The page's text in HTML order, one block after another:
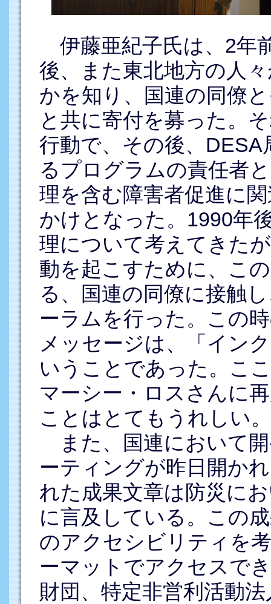
伊藤亜紀子氏は、2年
後、また東北地方の人
かを知り、国連の同僚
と共に寄付を募った。
行動で、その後、
るプログラムの責任者
理を含む障害者促進に
かけとなった。1990年
理について考えてきた
動を起こすために、こ
る、国連の同僚に接触
ーラムを行った。この
メッセージは、「イン
いうことであった。こ
マーシー・ロスさんに
ことはとてもうれしい。
また、国連において
ーティングが昨日開か
れた成果文章は防災に
に言及している。この
のアクセシビリティを
ーマットでアクセスで
財団、特定非営利活動